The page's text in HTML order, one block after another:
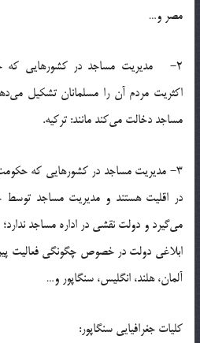
مصر و…
2- مديريت مساجد در كشورهايي كه
اكثريت مردم آن را مسلمانان تشكيل
مساجد دخالت مي‌كند مانند: تركيه.
3- مديريت مساجد در كشورهايي كه
در اقليت هستند و مديريت مساجد توسط
مي‌گيرد و دولت نقشي در اداره مساجد
ابلاغي دولت در خصوص چگونگي فعاليت
آلمان، هلند، انگليس، سنگاپور و…
كليات جغرافيايي سنگاپور: